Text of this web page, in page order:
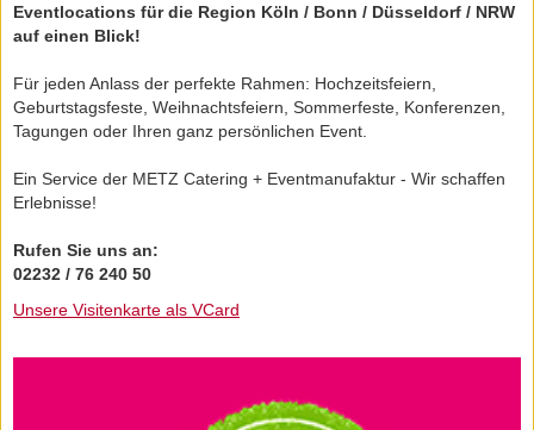
Eventlocations für die Region Köln / Bonn / Düsseldorf / NRW
auf einen Blick!
Für jeden Anlass der perfekte Rahmen: Hochzeitsfeiern,
Geburtstagsfeste, Weihnachtsfeiern, Sommerfeste, Konferenzen,
Tagungen oder Ihren ganz persönlichen Event.
Ein Service der METZ Catering + Eventmanufaktur - Wir schaffen
Erlebnisse!
Rufen Sie uns an:
02232 / 76 240 50
Unsere Visitenkarte als VCard